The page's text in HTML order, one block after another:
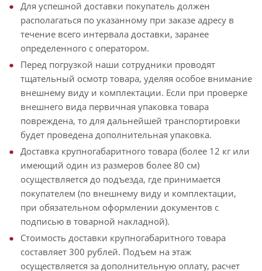
Для успешной доставки покупатель должен
располагаться по указанному при заказе адресу в
течение всего интервала доставки, заранее
определенного с оператором.
Перед погрузкой наши сотрудники проводят
тщательный осмотр товара, уделяя особое внимание
внешнему виду и комплектации. Если при проверке
внешнего вида первичная упаковка товара
повреждена, то для дальнейшей транспортировки
будет проведена дополнительная упаковка.
Доставка крупногабаритного товара (более 12 кг или
имеющий один из размеров более 80 см)
осуществляется до подъезда, где принимается
покупателем (по внешнему виду и комплектации,
при обязательном оформлении документов с
подписью в товарной накладной).
Стоимость доставки крупногабаритного товара
составляет 300 рублей. Подъем на этаж
осуществляется за дополнительную оплату, расчет